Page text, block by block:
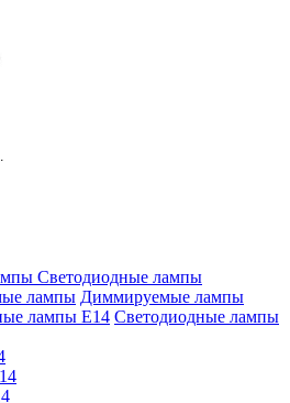
IP20
Светодиодные лампы
Диммируемые лампы
Светодиодные лампы